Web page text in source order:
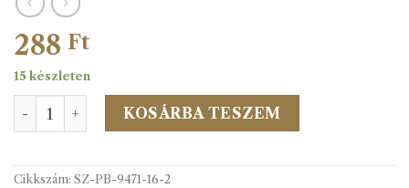
288 Ft
15 készleten
9471 Szalag bárányos 16mm col.2 drapp 15m/vég
KOSÁRBA TESZEM
Cikkszám: SZ-PB-9471-16-2